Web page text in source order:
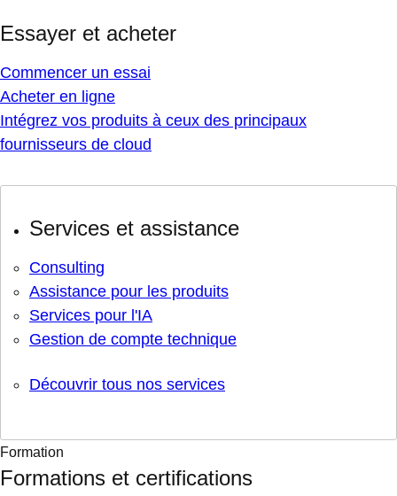
Essayer et acheter
Commencer un essai
Acheter en ligne
Intégrez vos produits à ceux des principaux
fournisseurs de cloud
Services et assistance
Consulting
Assistance pour les produits
Services pour l'IA
Gestion de compte technique
Découvrir tous nos services
Formation
Formations et certifications